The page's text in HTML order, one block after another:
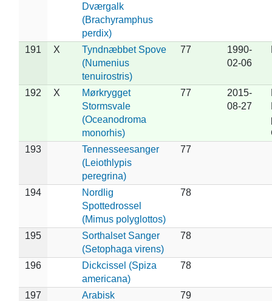
Dværgalk
(Brachyramphus
perdix)
191 X
Tyndnæbbet Spove
(Numenius
tenuirostris)
77
1990-
02-06
192 X
Mørkrygget
Stormsvale
(Oceanodroma
monorhis)
77
2015-
08-27
193
Tennesseesanger
(Leiothlypis
peregrina)
77
194
Nordlig
Spottedrossel
(Mimus polyglottos)
78
195
Sorthalset Sanger
(Setophaga virens)
78
196
Dickcissel (Spiza
americana)
78
197
Arabisk
79